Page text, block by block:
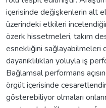
içerisinde değişkenlerin alt
üzerindeki etkileri
özerk hissetmeleri, takım
esnekliğini sağlayabilmeleri
dayanıklılıkları yoluyla iş
Bağlamsal performans
örgüt içerisinde
gösterebiliyor olmaları